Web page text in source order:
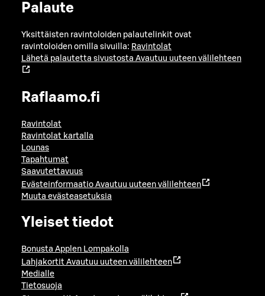
Palaute
Yksittäisten ravintoloiden palautelinkit ovat
ravintoloiden omilla sivuilla: Ravintolat
Lähetä palautetta sivustosta Avautuu uuteen välilehteen
Raflaamo.fi
Ravintolat
Ravintolat kartalla
Lounas
Tapahtumat
Saavutettavuus
Evästeinformaatio Avautuu uuteen välilehteen
Muuta evästeasetuksia
Yleiset tiedot
Bonusta Applen Lompakolla
Lahjakortit Avautuu uuteen välilehteen
Medialle
Tietosuoja